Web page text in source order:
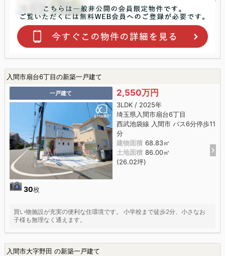
入間市扇台6丁目の新築一戸建て
一戸建て
30枚
2,550万円
3LDK / 2025年
埼玉県入間市扇台6丁目
西武池袋線 入間市 バス6分停歩11
分
建物面積 68.83㎡
土地面積 86.00㎡
(26.02坪)
買い物施設が充実の便利な住環境です。 小学校まで徒歩2分、小さなお
子様も無理なく通えます。
入間市大字野田 の新築一戸建て